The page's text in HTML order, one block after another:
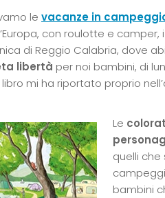
le vacanze in
con roulotte e
di Reggio Calabria, dove
libertà per noi bambini, di
mi ha riportato proprio
Le
quelli che
bambini